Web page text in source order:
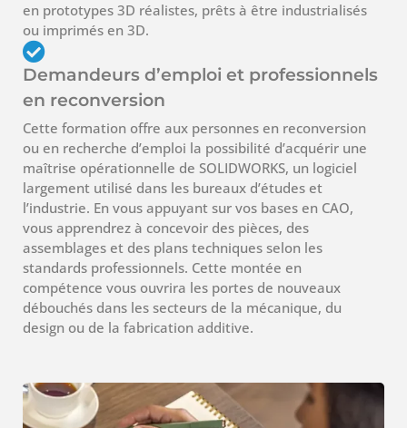
en prototypes 3D réalistes, prêts à être industrialisés
ou imprimés en 3D.
Demandeurs d’emploi et professionnels
en reconversion
Cette formation offre aux personnes en reconversion
ou en recherche d’emploi la possibilité d’acquérir une
maîtrise opérationnelle de SOLIDWORKS, un logiciel
largement utilisé dans les bureaux d’études et
l’industrie. En vous appuyant sur vos bases en CAO,
vous apprendrez à concevoir des pièces, des
assemblages et des plans techniques selon les
standards professionnels. Cette montée en
compétence vous ouvrira les portes de nouveaux
débouchés dans les secteurs de la mécanique, du
design ou de la fabrication additive.